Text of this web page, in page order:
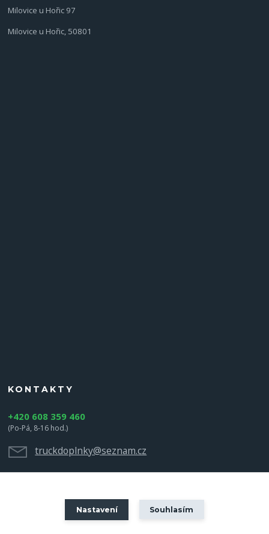
Milovice u Hořic 97
Milovice u Hořic, 50801
KONTAKTY
+420 608 359 460
(Po-Pá, 8-16 hod.)
truckdoplnky@seznam.cz
Nastavení Souhlasím